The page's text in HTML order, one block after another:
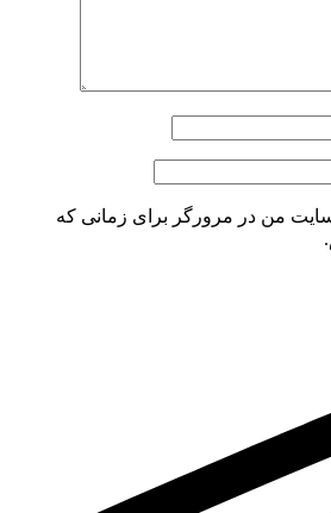
من در مرورگر برای زمانی که